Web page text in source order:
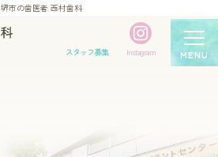
堺市の歯医者 西村歯科
スタッフ募集 Instagram MENU